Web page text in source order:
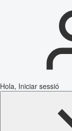
Hola, Iniciar sessió